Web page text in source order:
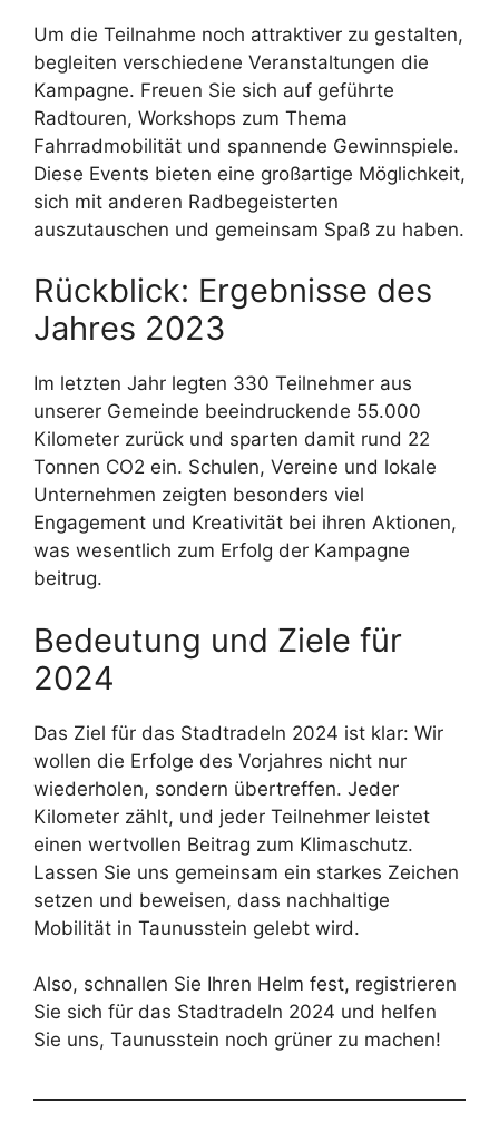
Um die Teilnahme noch attraktiver zu gestalten,
begleiten verschiedene Veranstaltungen die
Kampagne. Freuen Sie sich auf geführte
Radtouren, Workshops zum Thema
Fahrradmobilität und spannende Gewinnspiele.
Diese Events bieten eine großartige Möglichkeit,
sich mit anderen Radbegeisterten
auszutauschen und gemeinsam Spaß zu haben.
Rückblick: Ergebnisse des
Jahres 2023
Im letzten Jahr legten 330 Teilnehmer aus
unserer Gemeinde beeindruckende 55.000
Kilometer zurück und sparten damit rund 22
Tonnen CO2 ein. Schulen, Vereine und lokale
Unternehmen zeigten besonders viel
Engagement und Kreativität bei ihren Aktionen,
was wesentlich zum Erfolg der Kampagne
beitrug.
Bedeutung und Ziele für
2024
Das Ziel für das Stadtradeln 2024 ist klar: Wir
wollen die Erfolge des Vorjahres nicht nur
wiederholen, sondern übertreffen. Jeder
Kilometer zählt, und jeder Teilnehmer leistet
einen wertvollen Beitrag zum Klimaschutz.
Lassen Sie uns gemeinsam ein starkes Zeichen
setzen und beweisen, dass nachhaltige
Mobilität in Taunusstein gelebt wird.
Also, schnallen Sie Ihren Helm fest, registrieren
Sie sich für das Stadtradeln 2024 und helfen
Sie uns, Taunusstein noch grüner zu machen!